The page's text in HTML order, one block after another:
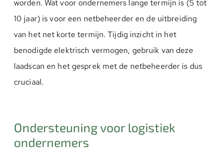
worden. Wat voor ondernemers lange termijn is (5 tot
10 jaar) is voor een netbeheerder en de uitbreiding
van het net korte termijn. Tijdig inzicht in het
benodigde elektrisch vermogen, gebruik van deze
laadscan en het gesprek met de netbeheerder is dus
cruciaal.
Ondersteuning voor logistiek
ondernemers